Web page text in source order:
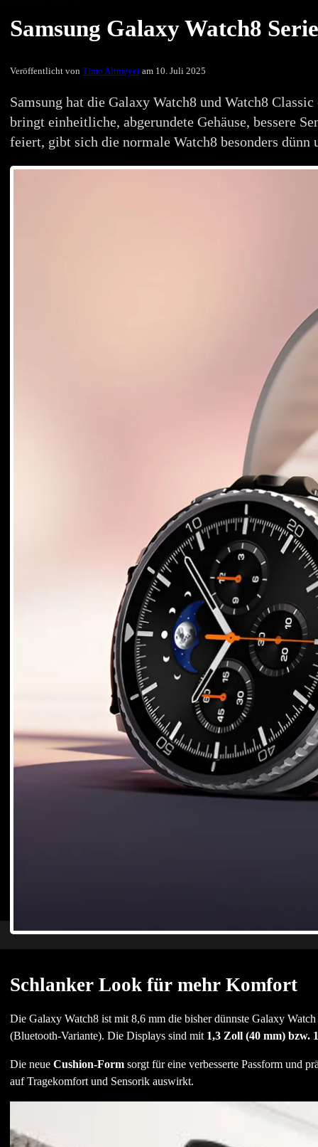
Samsung Galaxy Watch8
Veröffentlicht von Timo Altmeyeram 10. Juli 2025
Samsung hat die Galaxy Watch8 und Watch8
bringt einheitliche, abgerundete Gehäuse, bessere
feiert, gibt sich die normale Watch8 besonders dünn
Schlanker Look für mehr Komfort
Die Galaxy Watch8 ist mit 8,6 mm die bisher dünnste Galaxy
(Bluetooth-Variante). Die Displays sind mit 1,3 Zoll (40 mm) bzw.
Die neue Cushion-Formsorgt für eine verbesserte Passform und
auf Tragekomfort und Sensorik auswirkt.